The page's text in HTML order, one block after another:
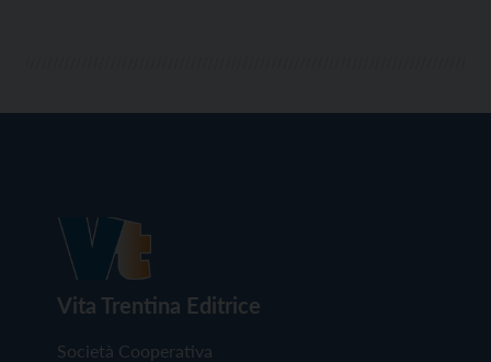
Vita Trentina Editrice
Società Cooperativa